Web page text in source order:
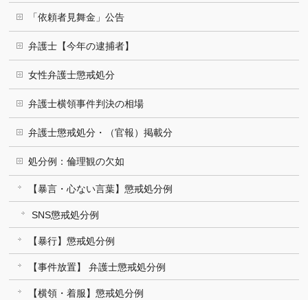
「依頼者見舞金」公告
弁護士【今年の逮捕者】
女性弁護士懲戒処分
弁護士横領事件判決の相場
弁護士懲戒処分・（官報）掲載分
処分例：倫理観の欠如
【暴言・心ない言葉】懲戒処分例
SNS懲戒処分例
【暴行】懲戒処分例
【事件放置】 弁護士懲戒処分例
【横領・着服】懲戒処分例